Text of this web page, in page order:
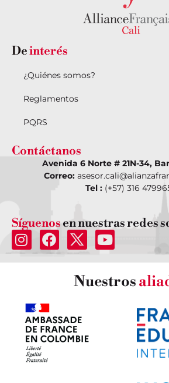
Deinterés
¿Quiénes somos?
Reglamentos
PQRS
Contáctanos
Avenida 6 Norte # 21N-34,
Correo:
Tel :(+57) 316
Síguenosen nuestras redes
Nuestros